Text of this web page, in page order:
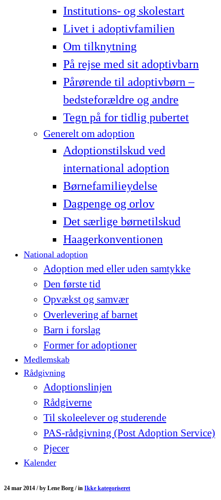
Institutions- og skolestart
Livet i adoptivfamilien
Om tilknytning
På rejse med sit adoptivbarn
Pårørende til adoptivbørn –
bedsteforældre og andre
Tegn på for tidlig pubertet
Generelt om adoption
Adoptionstilskud ved
international adoption
Børnefamilieydelse
Dagpenge og orlov
Det særlige børnetilskud
Haagerkonventionen
National adoption
Adoption med eller uden samtykke
Den første tid
Opvækst og samvær
Overlevering af barnet
Barn i forslag
Former for adoptioner
Medlemskab
Rådgivning
Adoptionslinjen
Rådgiverne
Til skoleelever og studerende
PAS-rådgivning (Post Adoption Service)
Pjecer
Kalender
24 mar 2014 /by Lene Borg /in Ikke kategoriseret